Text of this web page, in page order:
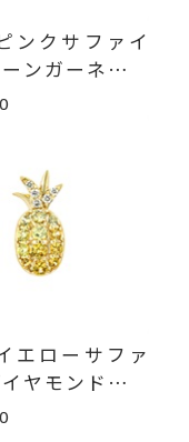
、
1週間～1ヶ月以
ジに記載のある
い合わせくださ
いたします。
以内にメールに
発生した商品
た商品
いる場合
ますが、万が一
品と異なる場合
ください。
担いたしますの
ンクサファイ
ンガーネット
耳用)
エローサファ
ヤモンドピア
)